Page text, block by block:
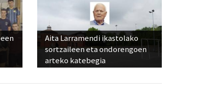
Aita Larramendi ikastolako
sortzaileen eta ondorengoen
arteko katebegia